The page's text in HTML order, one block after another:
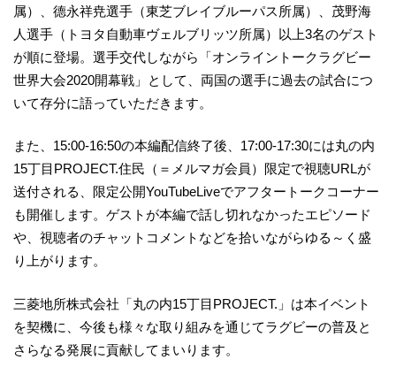
属）、德永祥尭選手（東芝ブレイブルーパス所属）、茂野海
人選手（トヨタ自動車ヴェルブリッツ所属）以上3名のゲスト
が順に登場。選手交代しながら「オンライントークラグビー
世界大会2020開幕戦」として、両国の選手に過去の試合につ
いて存分に語っていただきます。
また、15:00-16:50の本編配信終了後、17:00-17:30には丸の内
15丁目PROJECT.住民（＝メルマガ会員）限定で視聴URLが
送付される、限定公開YouTubeLiveでアフタートークコーナー
も開催します。ゲストが本編で話し切れなかったエピソード
や、視聴者のチャットコメントなどを拾いながらゆる～く盛
り上がります。
三菱地所株式会社「丸の内15丁目PROJECT.」は本イベント
を契機に、今後も様々な取り組みを通じてラグビーの普及と
さらなる発展に貢献してまいります。